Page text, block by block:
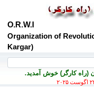
O.R.W.I
Organization of
Kargar)
(راه کارگر) خوش آمديد.